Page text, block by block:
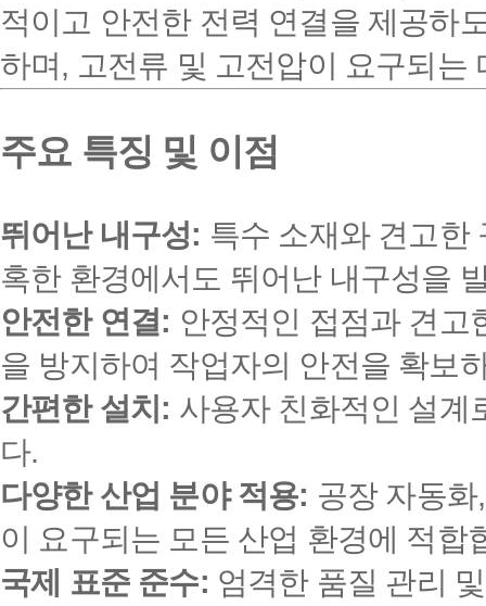
적이고 안전한 전력 연결을 제공하
하며, 고전류 및 고전압이 요구되
주요 특징 및 이점
뛰어난 내구성: 특수 소재와 견고한
혹한 환경에서도 뛰어난 내구성을
안전한 연결: 안정적인 접점과 견고
을 방지하여 작업자의 안전을 확보
간편한 설치: 사용자 친화적인 설계
다.
다양한 산업 분야 적용: 공장 자동
이 요구되는 모든 산업 환경에 적합
국제 표준 준수: 엄격한 품질 관리